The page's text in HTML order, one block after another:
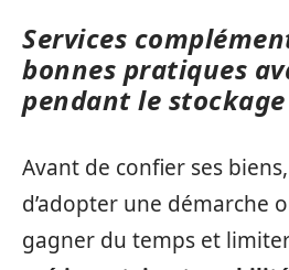
Services
bonnes pratiques
pendant le stockage
Avant de confier ses
d’adopter une démarche
gagner du temps et